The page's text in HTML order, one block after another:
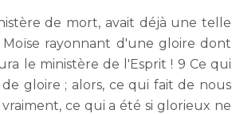
de mort, avait déjà une telle
rayonnant d'une gloire dont
le ministère de l'Esprit ! 9 Ce qui
gloire ; alors, ce qui fait de nous
ce qui a été si glorieux ne